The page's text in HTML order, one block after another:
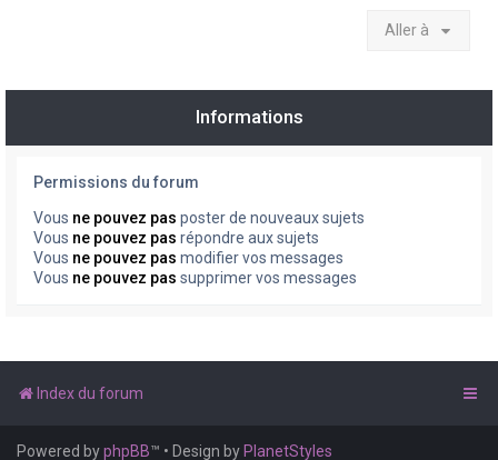
Aller à
Informations
Permissions du forum
Vous ne pouvez pas poster de nouveaux sujets
Vous ne pouvez pas répondre aux sujets
Vous ne pouvez pas modifier vos messages
Vous ne pouvez pas supprimer vos messages
Index du forum
Powered byphpBB™ • Design by PlanetStyles